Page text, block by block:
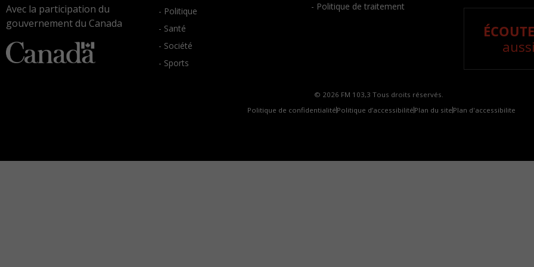
Avec la participation du
gouvernement du Canada
- Politique
- Santé
- Société
- Sports
- Politique de traitement
© 2026 FM 103,3 Tous droits réservés.
Politique de confidentialité Politique d’accessibilité Plan du site Plan d'accessibilite